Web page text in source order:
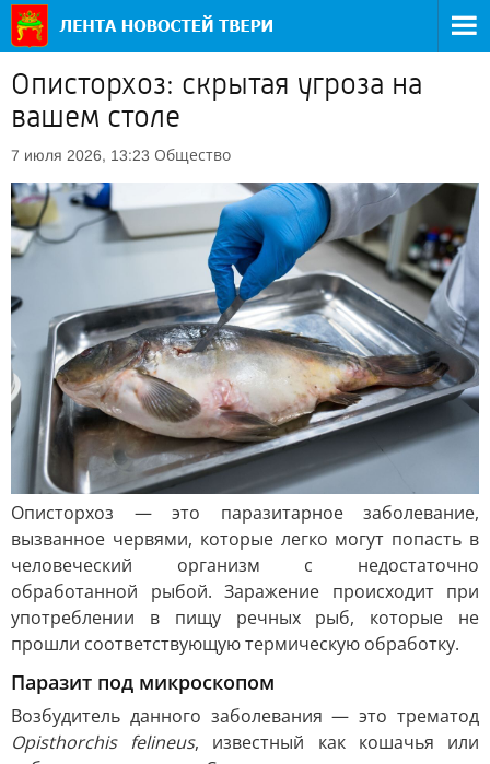
Описторхоз: скрытая угроза на
вашем столе
7 июля 2026, 13:23 Общество
Описторхоз — это паразитарное заболевание,
вызванное червями, которые легко могут попасть в
человеческий организм с недостаточно
обработанной рыбой. Заражение происходит при
употреблении в пищу речных рыб, которые не
прошли соответствующую термическую обработку.
Паразит под микроскопом
Возбудитель данного заболевания — это трематод
Opisthorchis felineus, известный как кошачья или